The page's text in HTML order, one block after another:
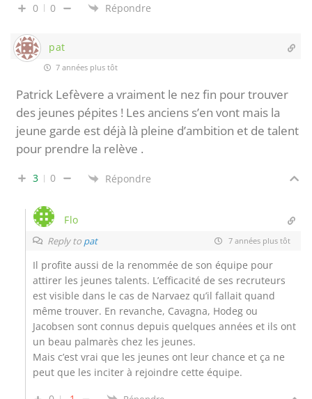
0 0 Répondre
pat
7 années plus tôt
Patrick Lefèvere a vraiment le nez fin pour trouver
des jeunes pépites ! Les anciens s’en vont mais la
jeune garde est déjà là pleine d’ambition et de talent
pour prendre la relève .
3 0 Répondre
Flo
Reply to pat 7 années plus tôt
Il profite aussi de la renommée de son équipe pour
attirer les jeunes talents. L’efficacité de ses recruteurs
est visible dans le cas de Narvaez qu’il fallait quand
même trouver. En revanche, Cavagna, Hodeg ou
Jacobsen sont connus depuis quelques années et ils ont
un beau palmarès chez les jeunes.
Mais c’est vrai que les jeunes ont leur chance et ça ne
peut que les inciter à rejoindre cette équipe.